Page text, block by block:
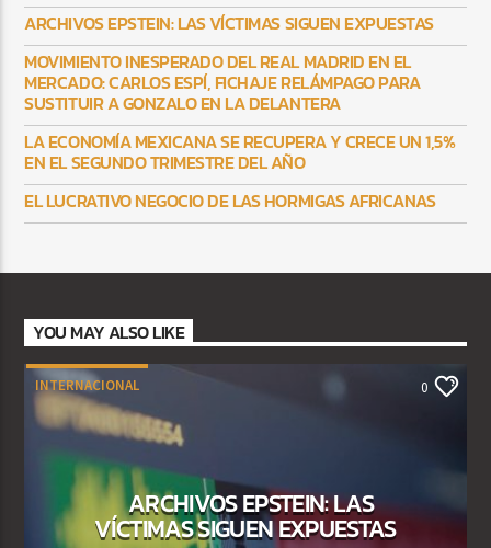
ARCHIVOS EPSTEIN: LAS VÍCTIMAS SIGUEN EXPUESTAS
MOVIMIENTO INESPERADO DEL REAL MADRID EN EL
MERCADO: CARLOS ESPÍ, FICHAJE RELÁMPAGO PARA
SUSTITUIR A GONZALO EN LA DELANTERA
LA ECONOMÍA MEXICANA SE RECUPERA Y CRECE UN 1,5%
EN EL SEGUNDO TRIMESTRE DEL AÑO
EL LUCRATIVO NEGOCIO DE LAS HORMIGAS AFRICANAS
YOU MAY ALSO LIKE
INTERNACIONAL 0
ARCHIVOS EPSTEIN: LAS
VÍCTIMAS SIGUEN EXPUESTAS